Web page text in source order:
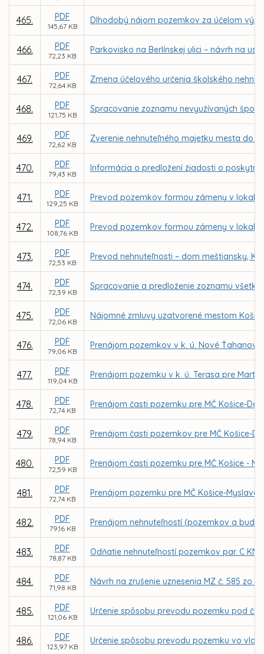
465. PDF
145,67 KB
Dlhodobý nájom pozemkov za účelom
466. PDF
72,23 KB
Parkovisko na Berlínskej ulici – návrh na
467. PDF
72,64 KB
Zmena účelového určenia školského
468. PDF
121,75 KB
Spracovanie zoznamu nevyužívaných
469. PDF
72,62 KB
Zverenie nehnuteľného majetku mesta do
470. PDF
79,43 KB
Informácia o predložení žiadosti o
471. PDF
129,25 KB
Prevod pozemkov formou zámeny v
472. PDF
108,76 KB
Prevod pozemkov formou zámeny v
473. PDF
72,53 KB
Prevod nehnuteľnosti – dom meštiansky,
474. PDF
72,39 KB
Spracovanie a predloženie zoznamu
475. PDF
72,06 KB
Nájomné zmluvy uzatvorené mestom
476. PDF
79,06 KB
Prenájom pozemkov v k. ú. Nové
477. PDF
119,04 KB
Prenájom pozemku v k. ú. Terasa pre
478. PDF
72,74 KB
Prenájom časti pozemku pre MČ Košice-
479. PDF
78,94 KB
Prenájom časti pozemkov pre MČ Košice-
480. PDF
72,59 KB
Prenájom časti pozemku pre MČ Košice -
481. PDF
72,74 KB
Prenájom pozemku pre MČ Košice-
482. PDF
79,16 KB
Prenájom nehnuteľností (pozemkov a
483. PDF
78,87 KB
Odňatie nehnuteľností pozemkov par. C KN
484. PDF
71,98 KB
Návrh na zrušenie uznesenia MZ č. 585 zo
485. PDF
121,06 KB
Určenie spôsobu prevodu pozemku pod
486. PDF
123,97 KB
Určenie spôsobu prevodu pozemku vo